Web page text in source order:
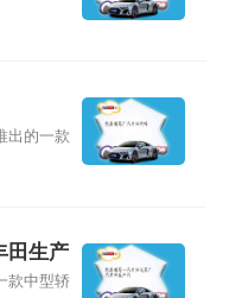
出的一款
田生产
款中型轿